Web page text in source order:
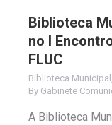
Biblioteca
no I
FLUC
Biblioteca Municipal
By Gabinete
A Biblioteca